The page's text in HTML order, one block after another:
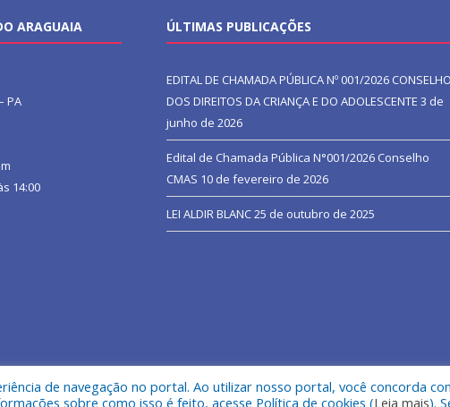
ARAGUAIA
PA
14:00
ÚLTIMAS PUBLICAÇÕES
EDITAL DE CHAMADA PÚBLICA Nº 001/2026 CONSELHO
DOS DIREITOS DA CRIANÇA E DO ADOLESCENTE 3 de
junho de 2026
Edital de Chamada Pública N°001/2026 Conselho
CMAS 10 de fevereiro de 2026
LEI ALDIR BLANC25 de outubro de 2025
Municipal de São João do Araguaia.
de navegação no portal. Ao utilizar nosso portal, você concorda
sobre como isso é feito, acesse Política de cookies (Leia mais).